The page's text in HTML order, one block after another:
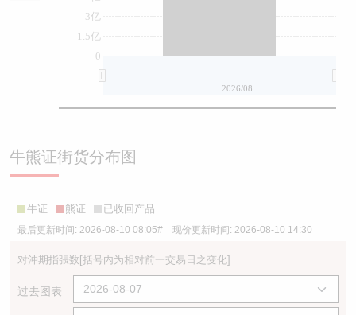
0
1.5亿
3亿
2026/08
牛熊证街货分布图
牛证 熊证 已收回产品
最后更新时间: 2026-08-10 08:05# 现价更新时间: 2026-08-10 14:30
对沖期指張数[括号内为相对前一交易日之变化]
过去图表